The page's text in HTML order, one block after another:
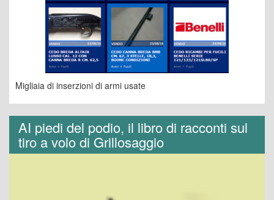
Migliaia di inserzioni di armi usate
AI piedi del podio, il libro di racconti sul
tiro a volo di Grillosaggio